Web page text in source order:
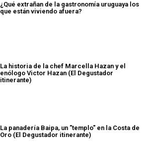
¿Qué extrañan de la gastronomía uruguaya los
que están viviendo afuera?
La historia de la chef Marcella Hazan y el
enólogo Victor Hazan (El Degustador
itinerante)
La panadería Baipa, un "templo" en la Costa de
Oro (El Degustador itinerante)